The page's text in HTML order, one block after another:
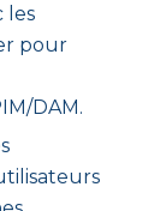
les
pour
DAM.